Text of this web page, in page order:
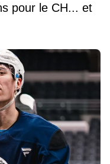
pour le CH... et